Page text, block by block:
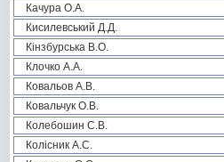
Качура О.А.
Кисилевський Д.Д.
Кінзбурська В.О.
Клочко А.А.
Ковальов А.В.
Ковальчук О.В.
Колебошин С.В.
Колісник А.С.